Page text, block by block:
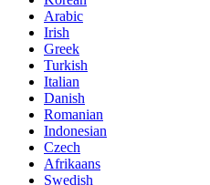
Arabic
Irish
Greek
Turkish
Italian
Danish
Romanian
Indonesian
Czech
Afrikaans
Swedish